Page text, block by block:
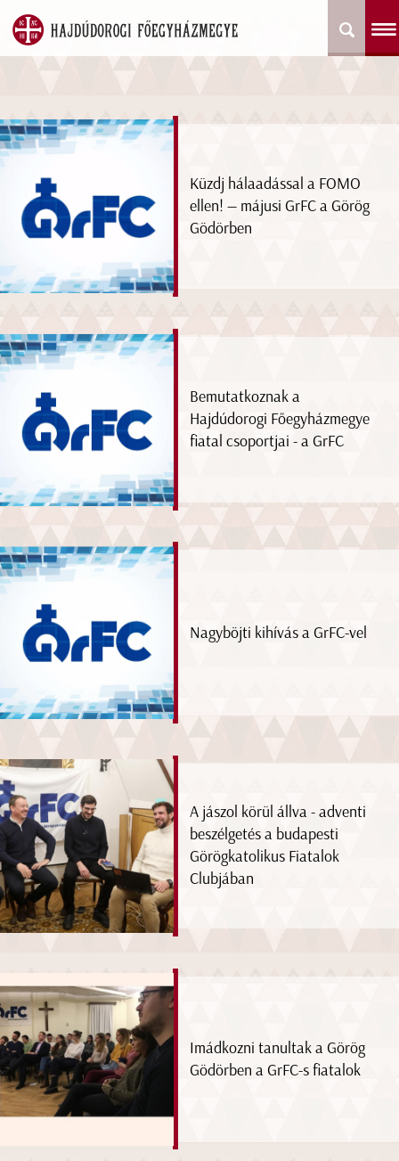
Küzdj hálaadással a FOMO
ellen! — májusi GrFC a Görög
Gödörben
Bemutatkoznak a
Hajdúdorogi Főegyházmegye
fiatal csoportjai - a GrFC
Nagyböjti kihívás a GrFC-vel
A jászol körül állva - adventi
beszélgetés a budapesti
Görögkatolikus Fiatalok
Clubjában
Imádkozni tanultak a Görög
Gödörben a GrFC-s fiatalok